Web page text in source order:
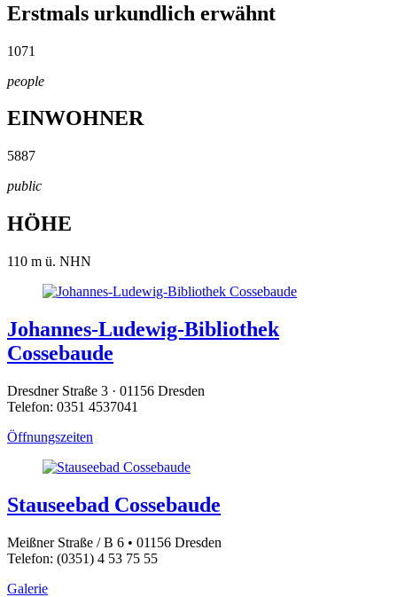
Erstmals urkundlich erwähnt
1071
people
EINWOHNER
5887
public
HÖHE
110 m ü. NHN
Johannes-Ludewig-Bibliothek
Cossebaude
Dresdner Straße 3 · 01156 Dresden
Telefon: 0351 4537041
Öffnungszeiten
Stauseebad Cossebaude
Meißner Straße / B 6 • 01156 Dresden
Telefon: (0351) 4 53 75 55
Galerie